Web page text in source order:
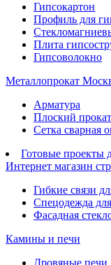
Гипсокартон
Профиль для
Плита
Гипсоволокно
Металлопрокат
Арматура
Плоский прокат
Сетка сварная
Готовые проекты
Интернет магазин
Гибкие связи
Спецодежда
Фасадная
Камины и печи